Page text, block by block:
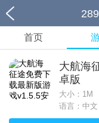
首页
大航海
卓版
大小： 1M
语言：中文